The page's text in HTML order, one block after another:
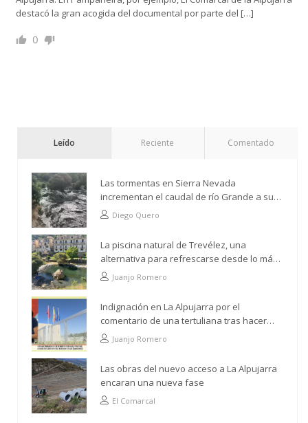
destacó la gran acogida del documental por parte del […]
0
Leído Reciente Comentado
Las tormentas en Sierra Nevada
incrementan el caudal de río Grande a su
paso por Trevélez
Diego Quero
La piscina natural de Trevélez, una
alternativa para refrescarse desde lo más
altoJuanjo Romero
Indignación en La Alpujarra por el
comentario de una tertuliana tras hacer
alusión al analfabetismo con la comarca
Juanjo Romero
Las obras del nuevo acceso a La Alpujarra
encaran una nueva fase
El Comarcal